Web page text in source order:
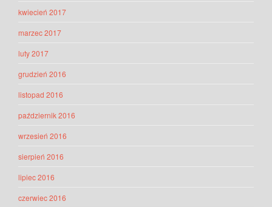
kwiecień 2017
marzec 2017
luty 2017
grudzień 2016
listopad 2016
październik 2016
wrzesień 2016
sierpień 2016
lipiec 2016
czerwiec 2016